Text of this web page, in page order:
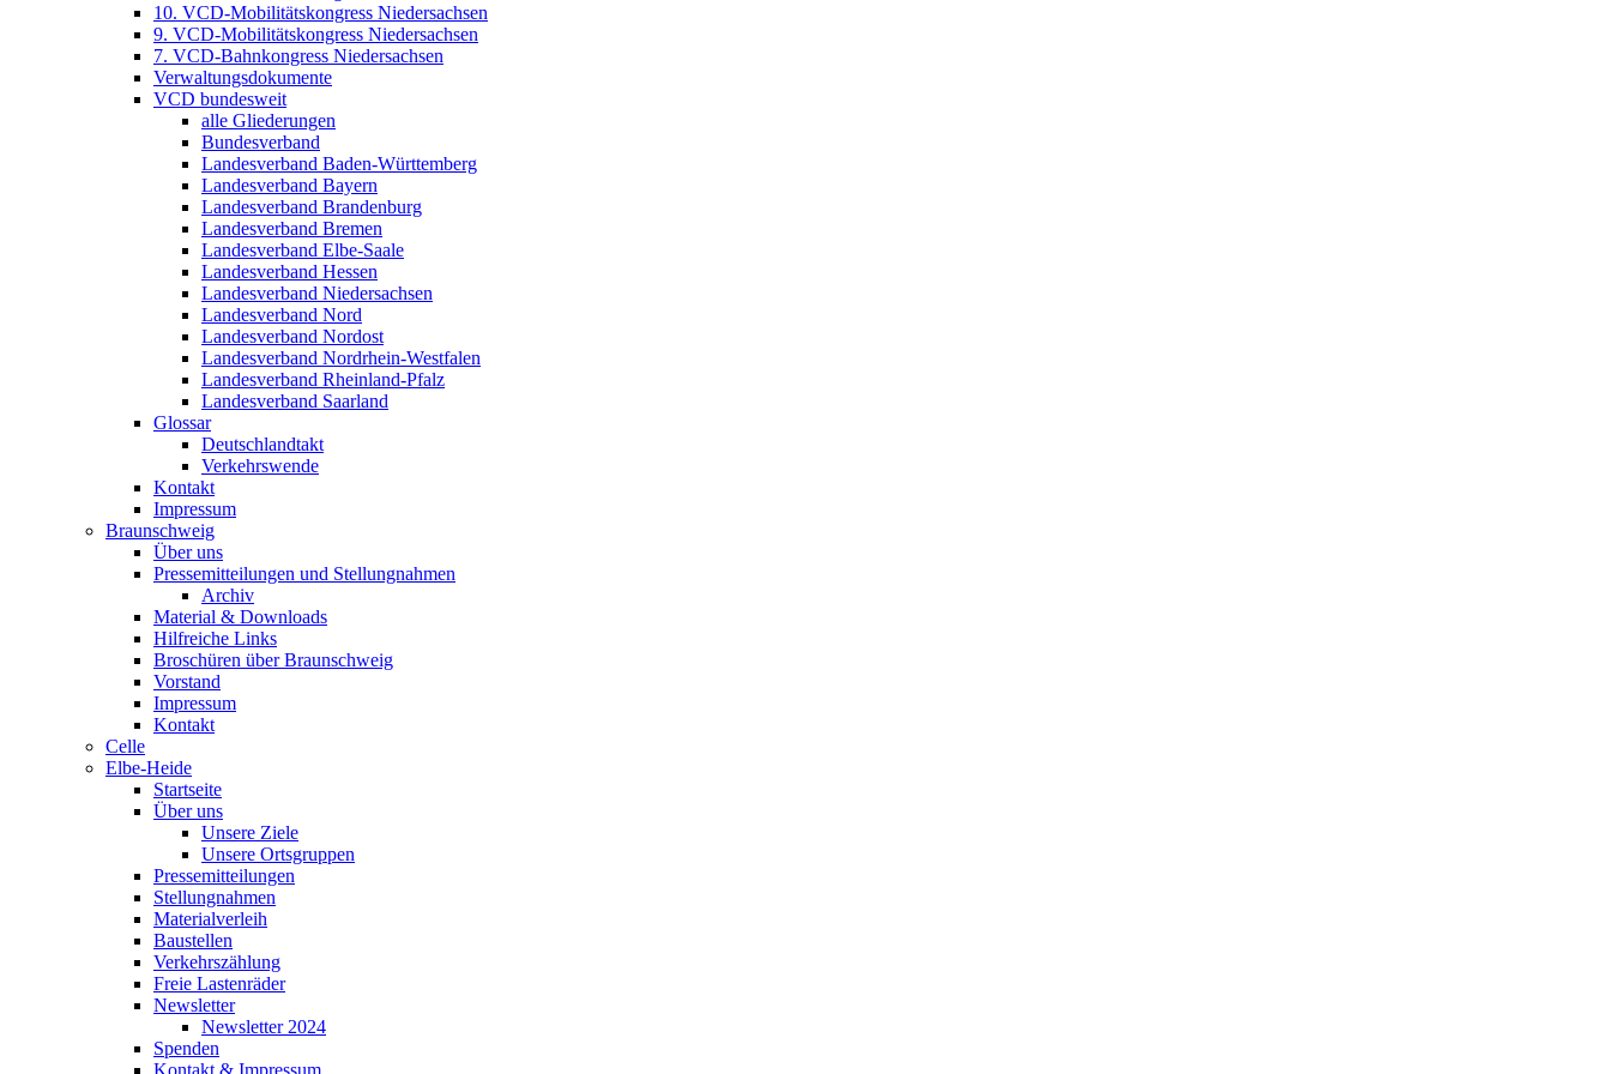
10. VCD-Mobilitätskongress Niedersachsen
9. VCD-Mobilitätskongress Niedersachsen
7. VCD-Bahnkongress Niedersachsen
Verwaltungsdokumente
VCD bundesweit
alle Gliederungen
Bundesverband
Landesverband Baden-Württemberg
Landesverband Bayern
Landesverband Brandenburg
Landesverband Bremen
Landesverband Elbe-Saale
Landesverband Hessen
Landesverband Niedersachsen
Landesverband Nord
Landesverband Nordost
Landesverband Nordrhein-Westfalen
Landesverband Rheinland-Pfalz
Landesverband Saarland
Glossar
Deutschlandtakt
Verkehrswende
Kontakt
Impressum
Braunschweig
Über uns
Pressemitteilungen und Stellungnahmen
Archiv
Material & Downloads
Hilfreiche Links
Broschüren über Braunschweig
Vorstand
Impressum
Kontakt
Celle
Elbe-Heide
Startseite
Über uns
Unsere Ziele
Unsere Ortsgruppen
Pressemitteilungen
Stellungnahmen
Materialverleih
Baustellen
Verkehrszählung
Freie Lastenräder
Newsletter
Newsletter 2024
Spenden
Kontakt & Impressum